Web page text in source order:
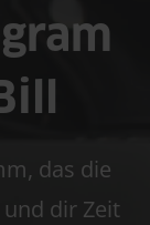
das die
dir Zeit